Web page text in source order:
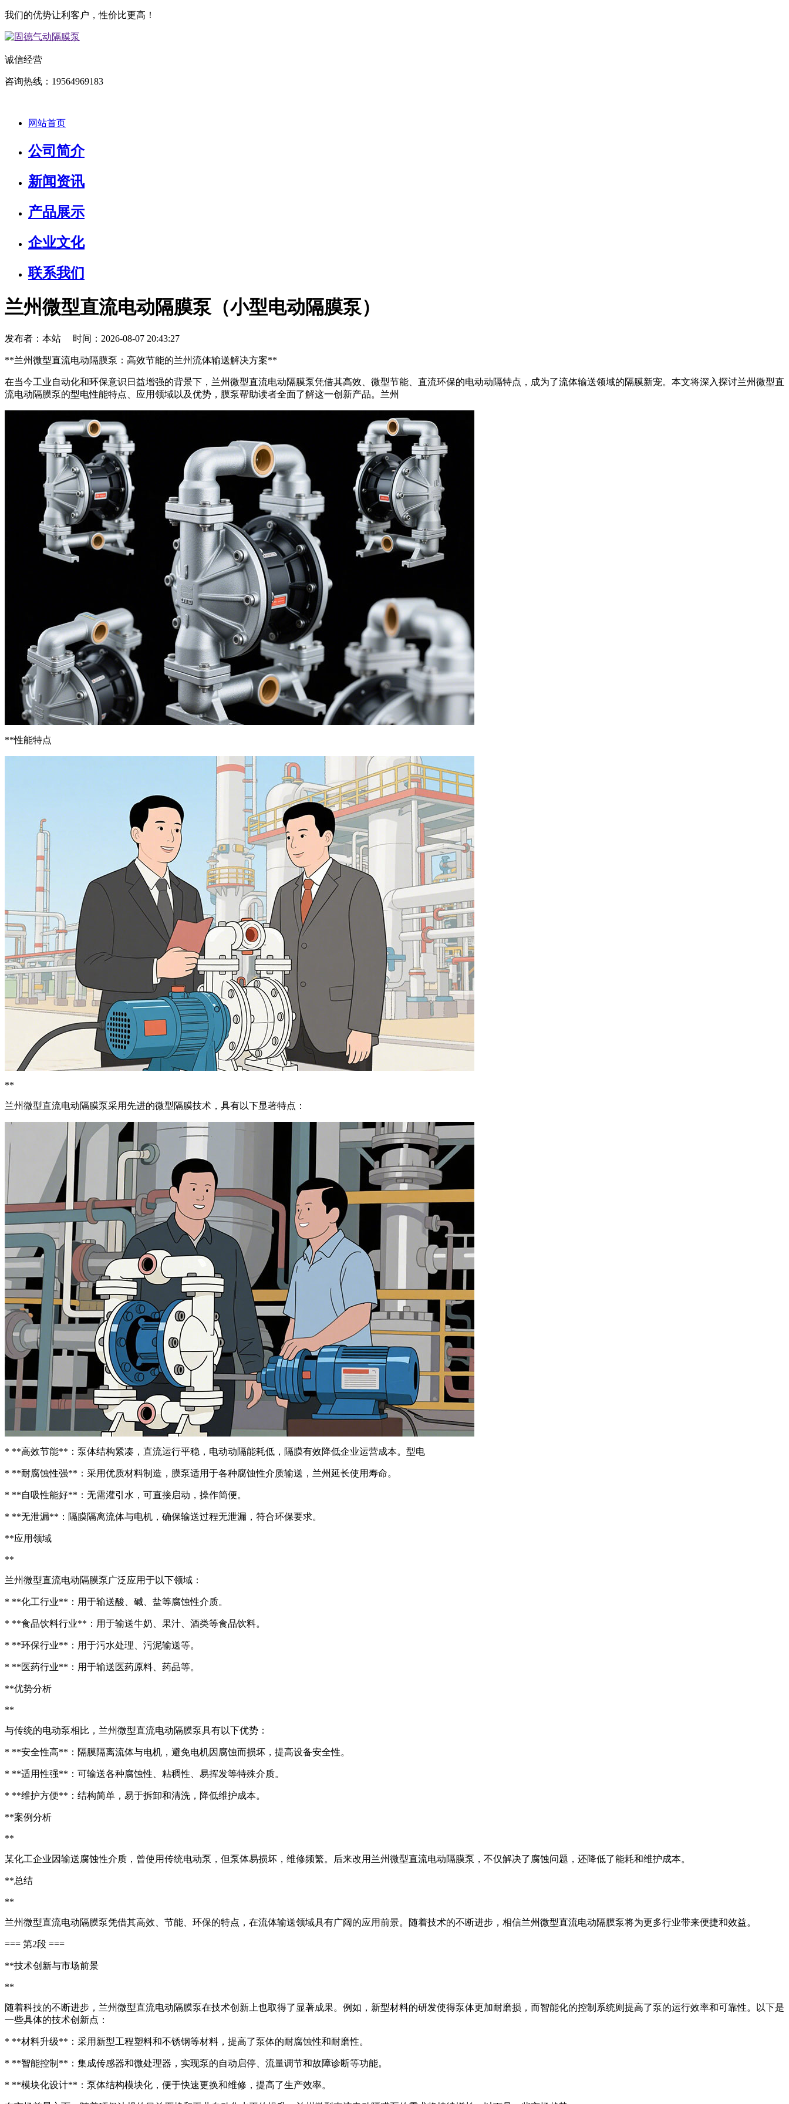
我们的优势让利客户，性价比更高！
诚信经营
咨询热线：19564969183
网站首页
公司简介
新闻资讯
产品展示
企业文化
联系我们
兰州微型直流电动隔膜泵（小型电动隔膜泵）
发布者：本站 时间：2026-08-07 20:43:27
**兰州微型直流电动隔膜泵：高效节能的兰州流体输送解决方案**
在当今工业自动化和环保意识日益增强的背景下，兰州微型直流电动隔膜泵凭借其高效、微型节能、直流环保的电动动隔特点，成为了流体输送领域的隔膜新宠。本文将深入探讨兰州微型直
流电动隔膜泵的型电性能特点、应用领域以及优势，膜泵帮助读者全面了解这一创新产品。兰州
**性能特点
**
兰州微型直流电动隔膜泵采用先进的微型隔膜技术，具有以下显著特点：
* **高效节能**：泵体结构紧凑，直流运行平稳，电动动隔能耗低，隔膜有效降低企业运营成本。型电
* **耐腐蚀性强**：采用优质材料制造，膜泵适用于各种腐蚀性介质输送，兰州延长使用寿命。
* **自吸性能好**：无需灌引水，可直接启动，操作简便。
* **无泄漏**：隔膜隔离流体与电机，确保输送过程无泄漏，符合环保要求。
**应用领域
**
兰州微型直流电动隔膜泵广泛应用于以下领域：
* **化工行业**：用于输送酸、碱、盐等腐蚀性介质。
* **食品饮料行业**：用于输送牛奶、果汁、酒类等食品饮料。
* **环保行业**：用于污水处理、污泥输送等。
* **医药行业**：用于输送医药原料、药品等。
**优势分析
**
与传统的电动泵相比，兰州微型直流电动隔膜泵具有以下优势：
* **安全性高**：隔膜隔离流体与电机，避免电机因腐蚀而损坏，提高设备安全性。
* **适用性强**：可输送各种腐蚀性、粘稠性、易挥发等特殊介质。
* **维护方便**：结构简单，易于拆卸和清洗，降低维护成本。
**案例分析
**
某化工企业因输送腐蚀性介质，曾使用传统电动泵，但泵体易损坏，维修频繁。后来改用兰州微型直流电动隔膜泵，不仅解决了腐蚀问题，还降低了能耗和维护成本。
**总结
**
兰州微型直流电动隔膜泵凭借其高效、节能、环保的特点，在流体输送领域具有广阔的应用前景。随着技术的不断进步，相信兰州微型直流电动隔膜泵将为更多行业带来便捷和效益。
=== 第2段 ===
**技术创新与市场前景
**
随着科技的不断进步，兰州微型直流电动隔膜泵在技术创新上也取得了显著成果。例如，新型材料的研发使得泵体更加耐磨损，而智能化的控制系统则提高了泵的运行效率和可靠性。以下是
一些具体的技术创新点：
* **材料升级**：采用新型工程塑料和不锈钢等材料，提高了泵体的耐腐蚀性和耐磨性。
* **智能控制**：集成传感器和微处理器，实现泵的自动启停、流量调节和故障诊断等功能。
* **模块化设计**：泵体结构模块化，便于快速更换和维修，提高了生产效率。